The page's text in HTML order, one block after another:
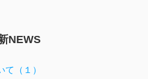
NEWS
（１）